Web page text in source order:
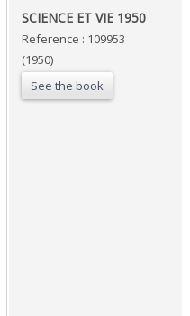
‎SCIENCE ET VIE 1950 ‎
Reference : 109953
(1950)
See the book